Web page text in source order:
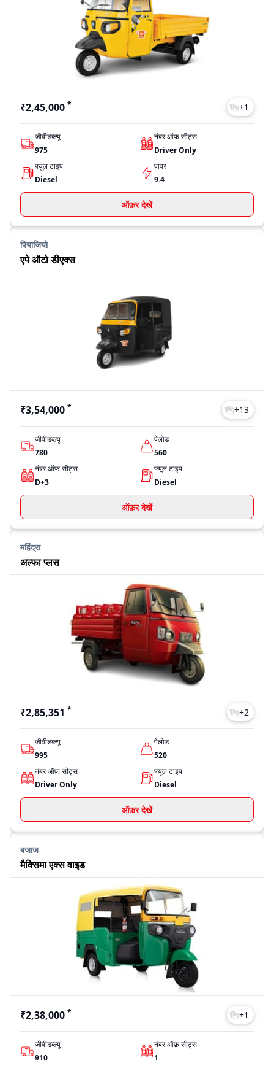
₹2,85,351
₹2,38,000
₹2,75,180
Last Updated: Jul 28, 2026
₹2,45,000 * +1
जीवीडब्ल्यू
975
नंबर ऑफ़ सीट्स
Driver Only
फ्यूल टाइप
Diesel
पावर
9.4
ऑफ़र देखें
पियाजियो
एपे ऑटो डीएक्स
₹3,54,000 * +13
जीवीडब्ल्यू
780
पेलोड
560
नंबर ऑफ़ सीट्स
D+3
फ्यूल टाइप
Diesel
ऑफ़र देखें
महिंद्रा
अल्फा प्लस
₹2,85,351 * +2
जीवीडब्ल्यू
995
पेलोड
520
नंबर ऑफ़ सीट्स
Driver Only
फ्यूल टाइप
Diesel
ऑफ़र देखें
बजाज
मैक्सिमा एक्स वाइड
₹2,38,000 * +1
जीवीडब्ल्यू
910
नंबर ऑफ़ सीट्स
1